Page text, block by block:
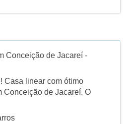
Conceição de Jacareí -
Casa linear com ótimo
Conceição de Jacareí. O